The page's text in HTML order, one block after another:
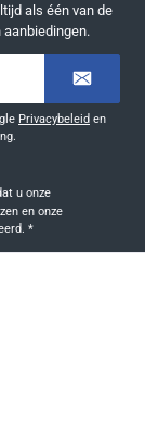
als één van de
Privacybeleid en
Door doorgaan te selecteren, bevestigt u dat u onze
*